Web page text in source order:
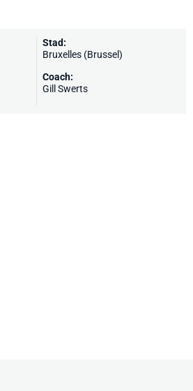
Stad:
Bruxelles (Brussel)
Coach:
Gill Swerts